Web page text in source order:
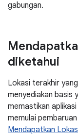
gabungan.
diketahui
Lokasi terakhir
menyediakan basis
memastikan
memulai
Mendapatkan